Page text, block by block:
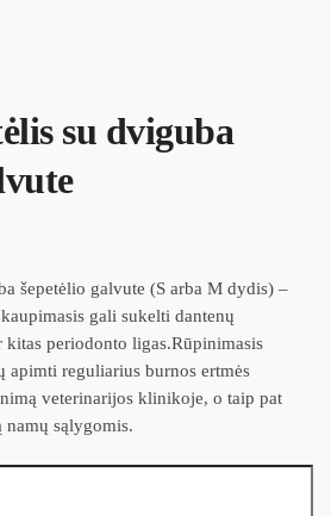
su dviguba
šepetėlio galvute (S arba M dydis) –
gali sukelti dantenų
periodonto ligas.Rūpinimasis
apimti reguliarius burnos ertmės
veterinarijos klinikoje, o taip pat
sąlygomis.